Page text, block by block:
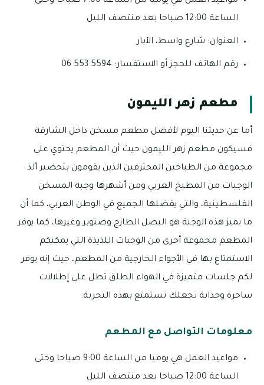
الساعة 12:00 صباحا بعد منتصف الليل
العنوان: شارع واسط، الآبار
رقم الهاتف للحجز أو الاستفسار: 5594 553 06
مطعم زهر الليمون
أما عن حديثنا اليوم لأفضل مطعم مسخن داخل الشارقة
فسيكون مطعم زهر الليمون حيث أن المطعم يحتوي على
مجموعة من الطباخين المحترفين الذين يقومون بتحضير ألذ
الوجبات من المطبخ العربي ومن أشهرها وجبة المسخن
الفلسطينية، والتي يفضلها الجميع في الوطن العربي، كما أن
ما يميز هذه الوجبة هو البصل الطازج وصنوبر وغيرها، كما يوفر
المطعم مجموعة أخرى من الوجبات اللذيذة التي يمكنكم
الاستمتاع بها في الأجواء الخارجية من المطعم، حيث إنه يوفر
لكم جلسات متميزة في الهواء الطلق تطل على إطلالات
ساحرة وجذابة تجعلك تستمتع بهذه التجربة.
معلومات التواصل مع المطعم
مواعيد العمل هي يوميا من الساعة 9:00 صباحا وحتى
الساعة 12:00 صباحا بعد منتصف الليل